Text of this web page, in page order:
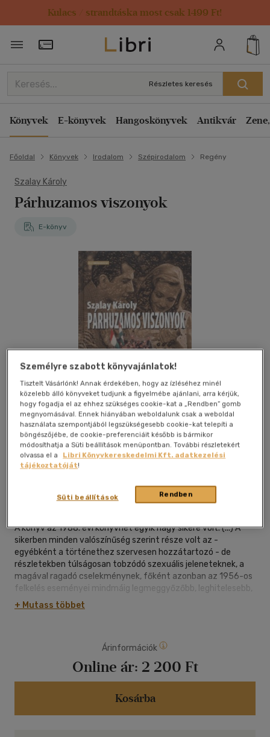
Kulacs / strandtáska most csak 1499 Ft!
Törzsvásárlói Kártya adatai
Részletes keresés
Könyvek E-könyvek Hangoskönyvek Antikvár
Főoldal Könyvek Irodalom Szépirodalom Regény
Szalay Károly
Párhuzamos viszonyok
E-könyv
Kívánságlistához adom Megosztom
Mundus Novus Kft.|2003| magyar nyelvű
A könyv az 1988. évi könyvhét egyik nagy sikere volt. (...) A
sikerben minden valószínűség szerint része volt az -
egyébként a történethez szervesen hozzátartozó - de
részletekben túlságosan tobzódó szexuális jeleneteknek, a
magával ragadó cselekménynek, főként azonban az 1956-os
felkelés eseményei mindmáig legmeggyőzőbb, leghitelesebb,
legőszintébb ábrázolásának. Ezt a témát annyian és
annyiféleképpen manipulálták, hogy akik megértük, végre
tekintetében kétségtelenül a Párhuzamos viszonyoknak az a
jelenetsora - a regényterjedelemnek mintegy egyötöde -
megy a legmesszebbre, amely 1956 őszének eseményeit
idézi fel. (...) Az erotikus kalandok és a politikai események
tabukat döntögető ábrázolása mindazonáltal (...) befolyásolja
+ Mutass többet
Árinformációk
Online ár: 2 200 Ft
Kosárba
Személyre szabott könyvajánlatok!
Tisztelt Vásárlónk! Annak érdekében, hogy az ízléséhez minél
közelebb álló könyveket tudjunk a figyelmébe ajánlani, arra kérjük,
hogy fogadja el az ehhez szükséges cookie-kat a „Rendben” gomb
megnyomásával. Ennek hiányában weboldalunk csak a weboldal
használata szempontjából legszükségesebb cookie-kat telepíti a
böngészőjébe, de cookie-preferenciáit később is bármikor
módosíthatja a Süti beállítások menüpontban. További részletekért
olvassa el a
Libri Könyvkereskedelmi Kft. adatkezelési
tájékoztatóját!
Rendben
Süti beállítások